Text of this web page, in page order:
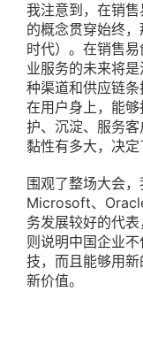
我注意到，在销
的概念贯穿始终
时代）。在销售
业服务的未来将
种渠道和供应链
在用户身上，能
护、沉淀、服务
黏性有多大，决定
围观了整场大会
Microsoft、
务发展较好的代表
则说明中国企业
技，而且能够用
新价值。